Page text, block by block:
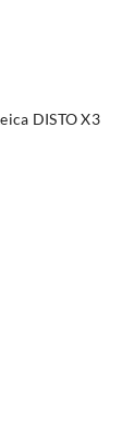
DISTO X3